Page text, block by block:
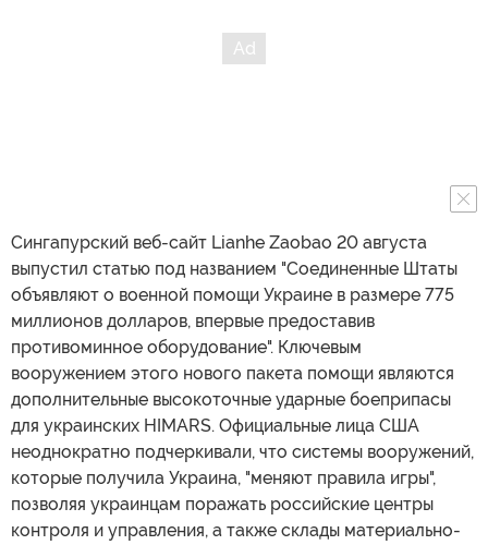
Сингапурский веб-сайт Lianhe Zaobao 20 августа
выпустил статью под названием "Соединенные Штаты
объявляют о военной помощи Украине в размере 775
миллионов долларов, впервые предоставив
противоминное оборудование". Ключевым
вооружением этого нового пакета помощи являются
дополнительные высокоточные ударные боеприпасы
для украинских HIMARS. Официальные лица США
неоднократно подчеркивали, что системы вооружений,
которые получила Украина, "меняют правила игры",
позволяя украинцам поражать российские центры
контроля и управления, а также склады материально-